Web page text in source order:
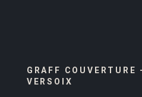
GRAFF COUVERTURE
VERSOIX